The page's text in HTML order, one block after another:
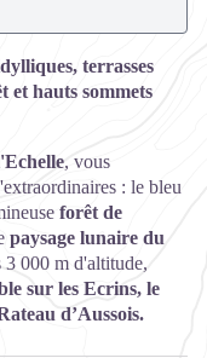
terrasses
et hauts sommets
, vous
: le bleu
forêt de
paysage lunaire du
3 000 m d'altitude,
sur les Ecrins, le
d’Aussois.